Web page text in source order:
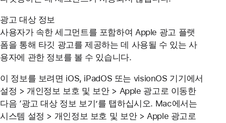
광고 대상 정보
사용자가 속한 세그먼트를 포함하여 Apple 광고 플랫
폼을 통해 타깃 광고를 제공하는 데 사용될 수 있는 사
용자에 관한 정보를 볼 수 있습니다.
이 정보를 보려면 iOS, iPadOS 또는 visionOS 기기에서
설정 > 개인정보 보호 및 보안 > Apple 광고로 이동한
다음 ‘광고 대상 정보 보기’를 탭하십시오. Mac에서는
시스템 설정 > 개인정보 보호 및 보안 > Apple 광고로